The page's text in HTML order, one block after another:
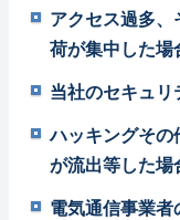
アクセス過多、
荷が集中した場
当社のセキュリ
ハッキングその
が流出等した場
電気通信事業者